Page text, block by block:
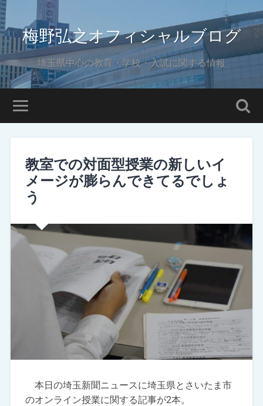
梅野弘之オフィシャルブログ
埼玉県中心の教育・学校・入試に関する情報
教室での対面型授業の新しいイ
メージが膨らんできてるでしょ
う
本日の埼玉新聞ニュースに埼玉県とさいたま市
のオンライン授業に関する記事が2本。